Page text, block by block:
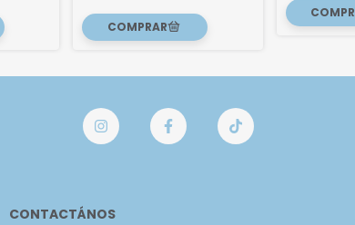
CONTACTÁNOS